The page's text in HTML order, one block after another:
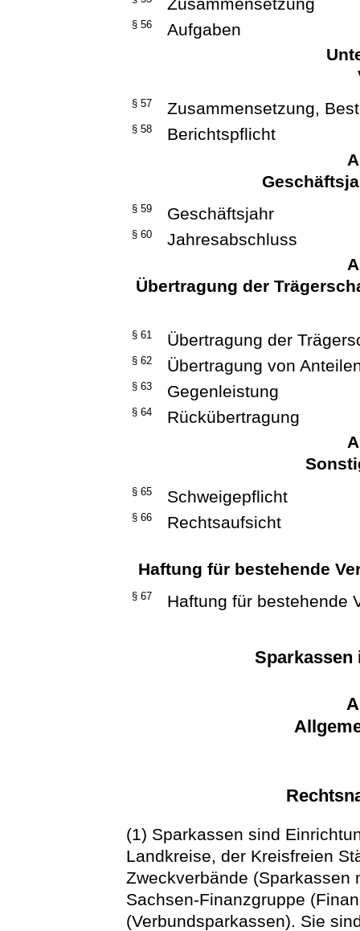
§ 56
Aufgaben
§ 57 Zusammensetzung,
§ 58
Berichtspflicht
§ 59 Geschäftsjahr
§ 60
Jahresabschluss
Übertragung der
§ 61 Übertragung der
§ 62 Übertragung von
§ 63 Gegenleistung
§ 64
Rückübertragung
§ 65 Schweigepflicht
§ 66 Rechtsaufsicht
Haftung für bestehende
§ 67 Haftung für bestehende
Sparkassen
(1) Sparkassen sind
Landkreise, der Kreisfreien
Zweckverbände (Sparkassen
Sachsen-Finanzgruppe
(Verbundsparkassen). Sie